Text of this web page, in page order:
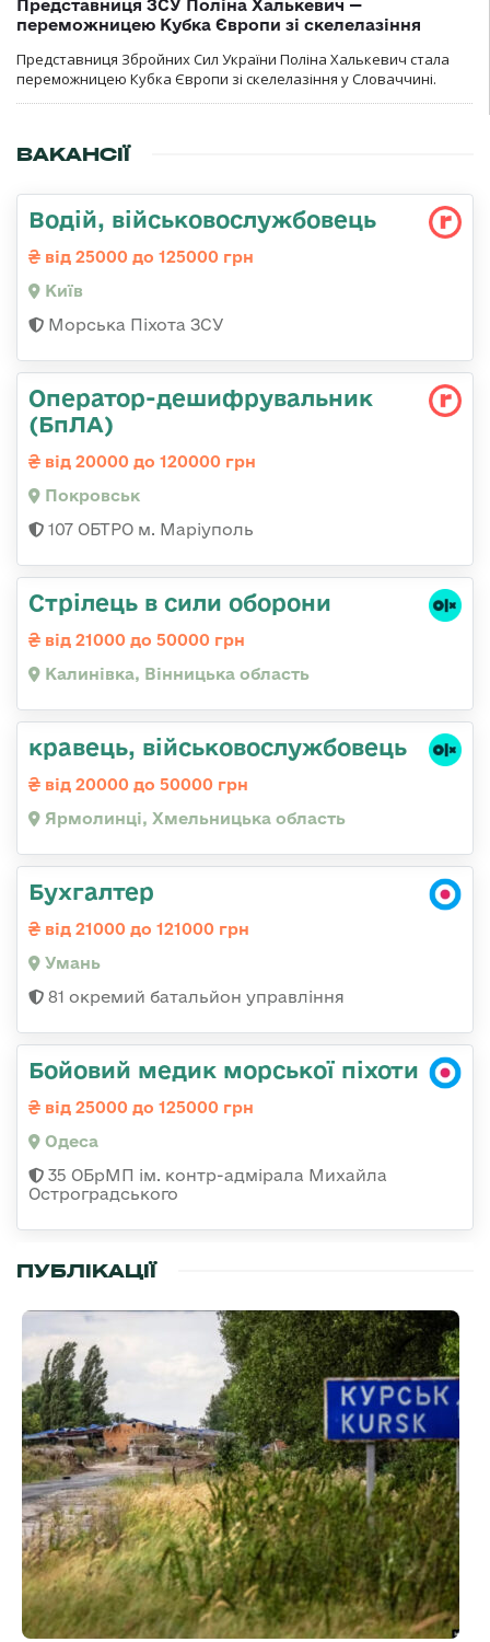
Представниця ЗСУ Поліна Халькевич —
переможницею Кубка Європи зі скелелазіння
Представниця Збройних Сил України Поліна Халькевич стала
переможницею Кубка Європи зі скелелазіння у Словаччині.
ВАКАНСІЇ
Водій, військовослужбовець
від 25000 до 125000 грн
Київ
Морська Піхота ЗСУ
Оператор-дешифрувальник
(БпЛА)
від 20000 до 120000 грн
Покровськ
107 ОБТРО м. Маріуполь
Стрілець в сили оборони
від 21000 до 50000 грн
Калинівка, Вінницька область
кравець, військовослужбовець
від 20000 до 50000 грн
Ярмолинці, Хмельницька область
Бухгалтер
від 21000 до 121000 грн
Умань
81 окремий батальйон управління
Бойовий медик морської піхоти
від 25000 до 125000 грн
Одеса
35 ОБрМП ім. контр-адмірала Михайла
Остроградського
ПУБЛІКАЦІЇ